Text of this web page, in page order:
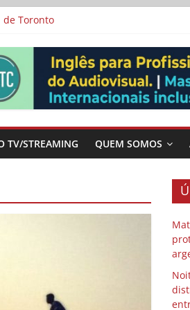
de Toronto
e “O Agente Secreto”
criados a partir de histórias de vida
tributo de Wajda a Zbigniew Cybulski
TV/STREAMING QUEM SOMOS